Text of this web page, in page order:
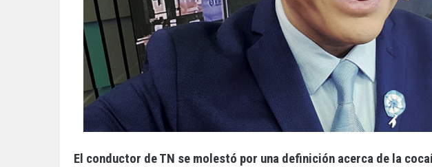
El conductor de TN se molestó por una definición acerca de la